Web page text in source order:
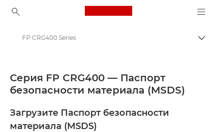
Canon Logo, back to
Safety data sheets
FP CRG400 Series
Серия FP CRG400 — Паспорт
безопасности материала (MSDS)
Загрузите Паспорт безопасности
материала (MSDS)